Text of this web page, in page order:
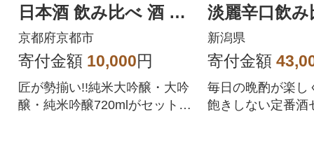
日本酒 飲み比べ 酒 人
気セット おすすめ ギ
フト
京都府京都市
寄付金額 10,000円
匠が勢揃い!!純米大吟醸・大吟
醸・純米吟醸720mlがセット
淡麗辛口飲み
ml×5本
新潟県
寄付金額
毎日の晩酌が楽し
飽きしない定番酒